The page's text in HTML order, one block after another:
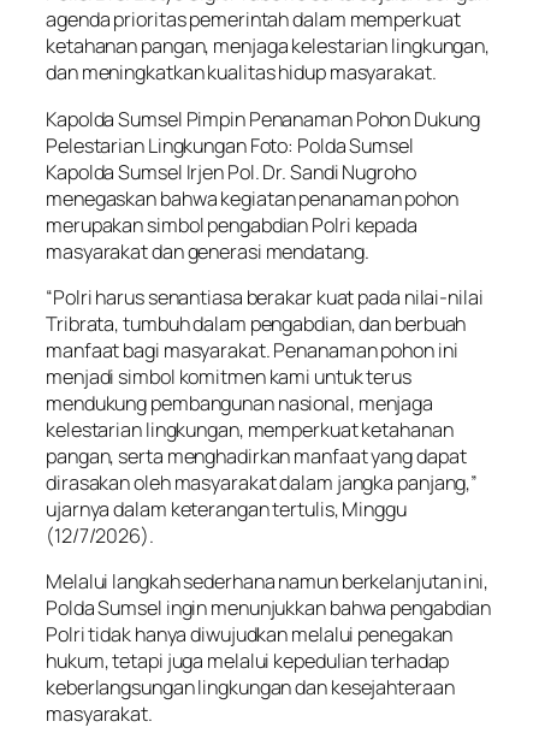
agenda prioritas pemerintah dalam memperkuat
ketahanan pangan, menjaga kelestarian lingkungan,
dan meningkatkan kualitas hidup masyarakat.
Kapolda Sumsel Pimpin Penanaman Pohon Dukung
Pelestarian Lingkungan Foto: Polda Sumsel
Kapolda Sumsel Irjen Pol. Dr. Sandi Nugroho
menegaskan bahwa kegiatan penanaman pohon
merupakan simbol pengabdian Polri kepada
masyarakat dan generasi mendatang.
“Polri harus senantiasa berakar kuat pada nilai-nilai
Tribrata, tumbuh dalam pengabdian, dan berbuah
manfaat bagi masyarakat. Penanaman pohon ini
menjadi simbol komitmen kami untuk terus
mendukung pembangunan nasional, menjaga
kelestarian lingkungan, memperkuat ketahanan
pangan, serta menghadirkan manfaat yang dapat
dirasakan oleh masyarakat dalam jangka panjang,”
ujarnya dalam keterangan tertulis, Minggu
(12/7/2026).
Melalui langkah sederhana namun berkelanjutan ini,
Polda Sumsel ingin menunjukkan bahwa pengabdian
Polri tidak hanya diwujudkan melalui penegakan
hukum, tetapi juga melalui kepedulian terhadap
keberlangsungan lingkungan dan kesejahteraan
masyarakat.